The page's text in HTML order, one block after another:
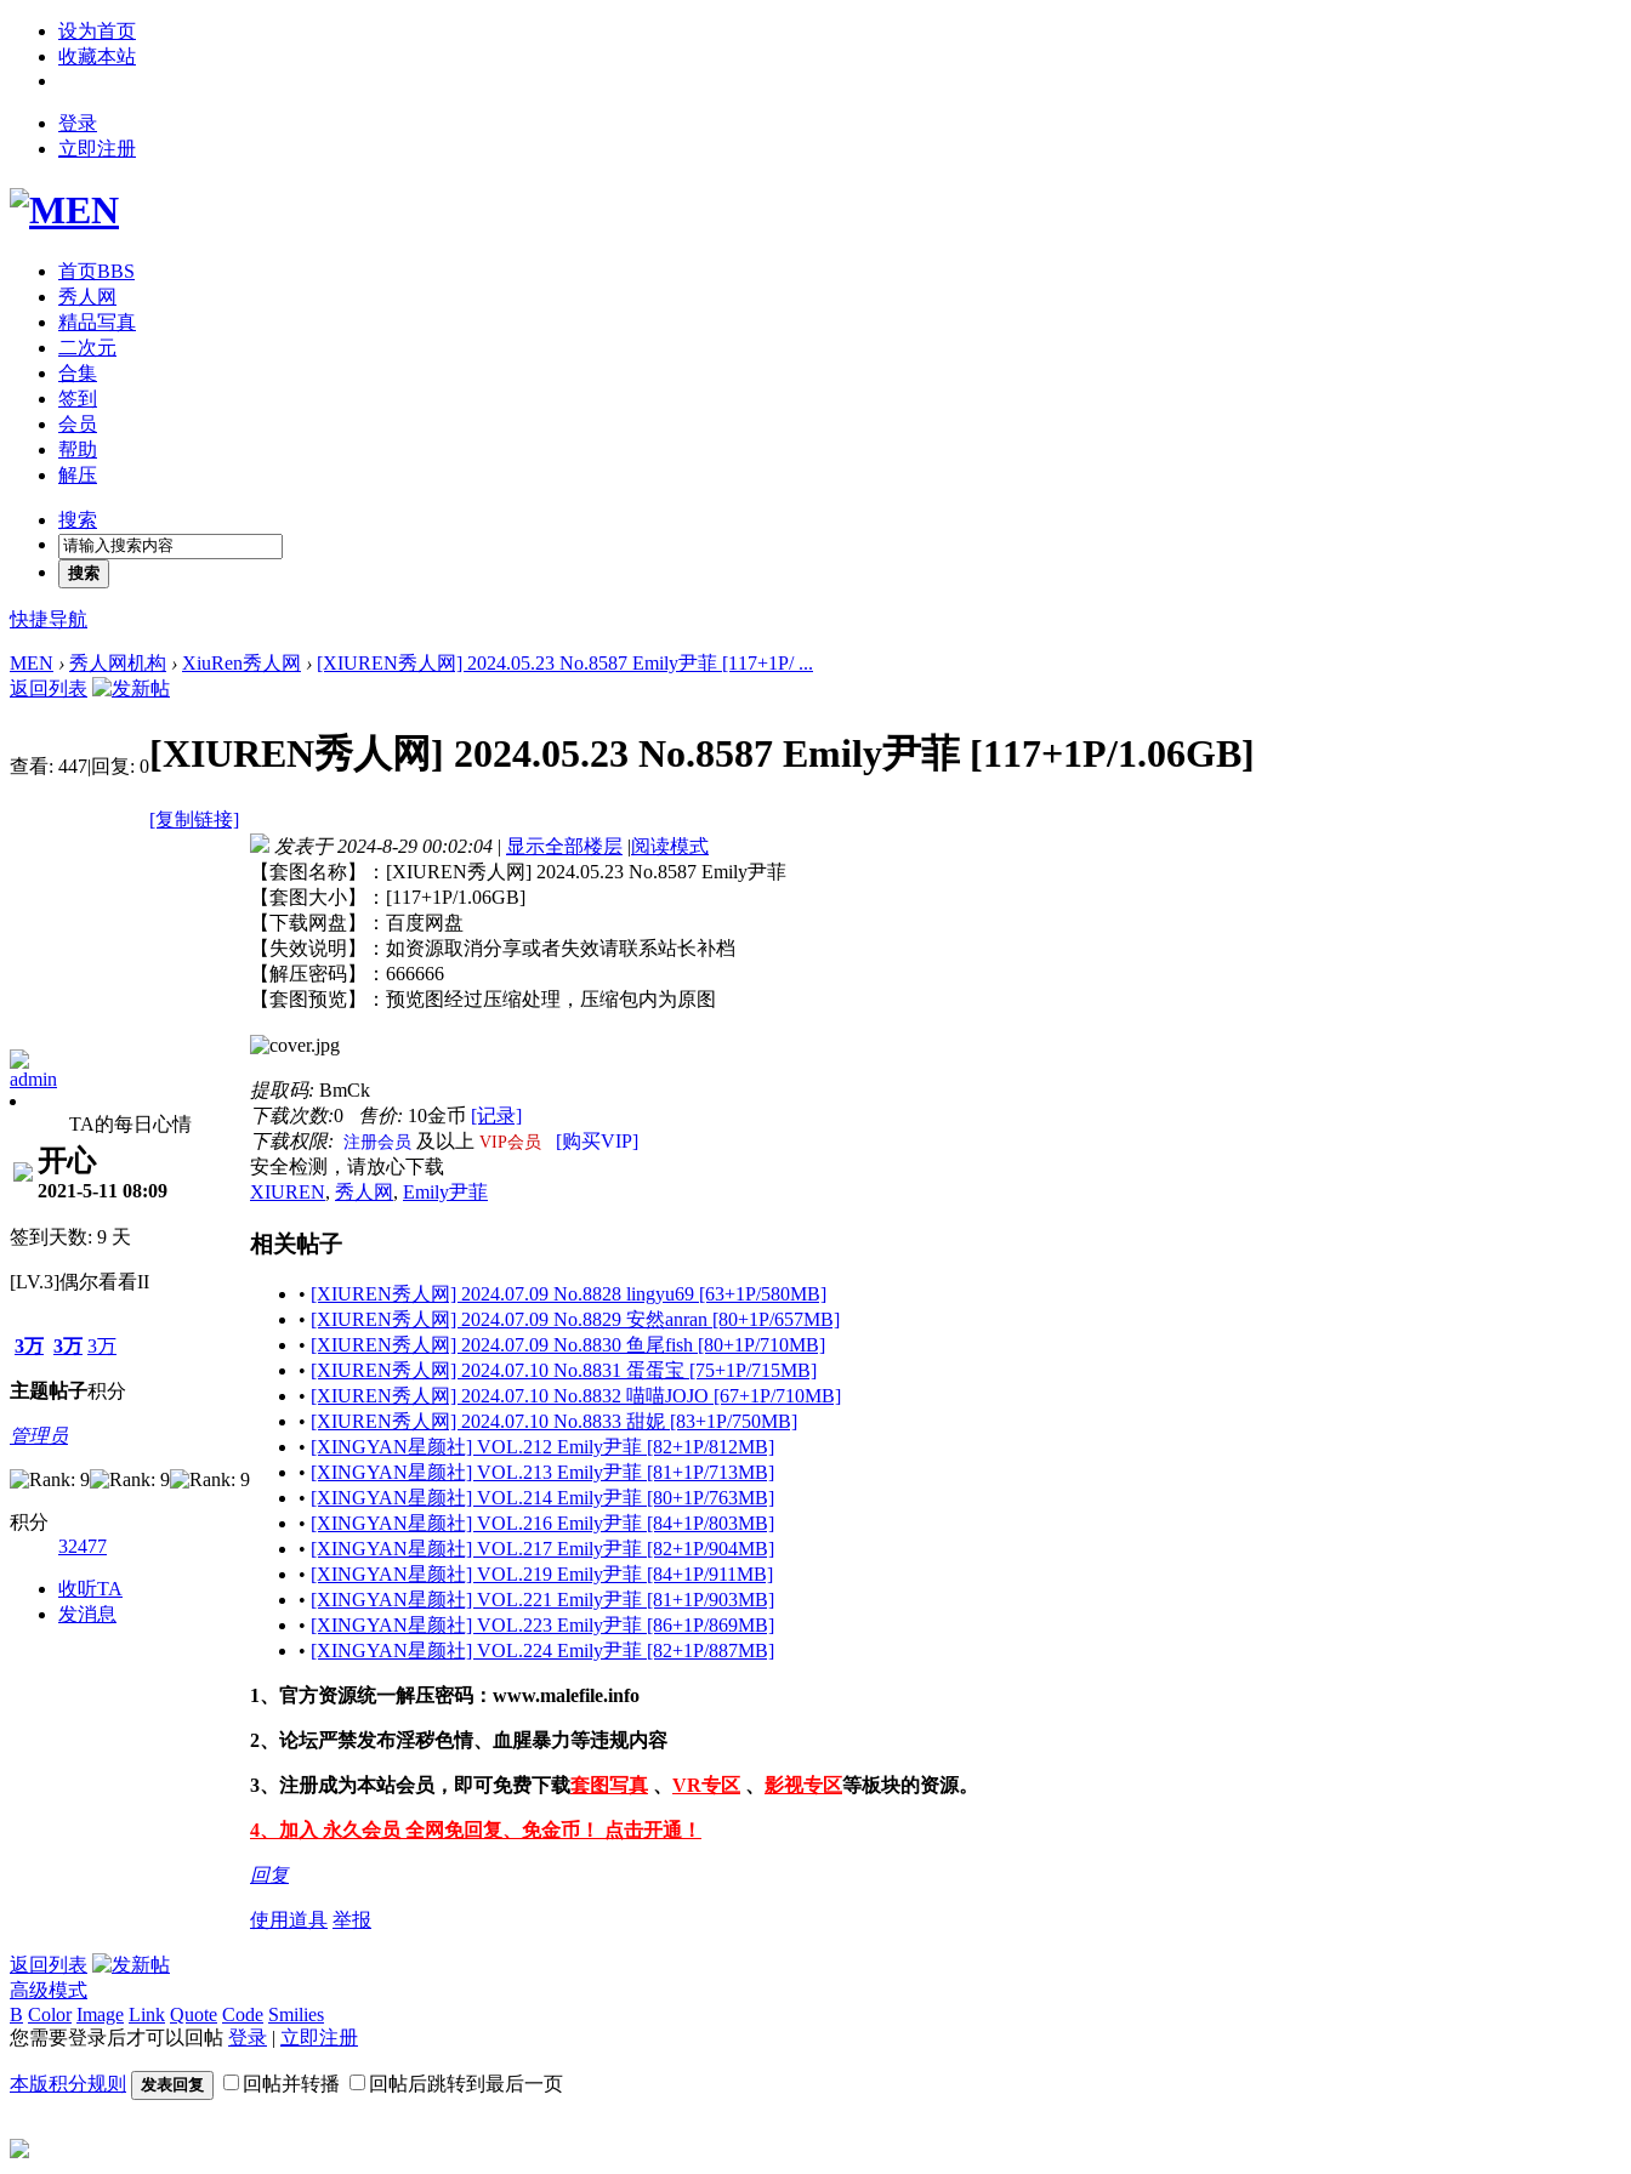
设为首页
收藏本站
登录
立即注册
首页BBS
秀人网
精品写真
二次元
合集
签到
会员
帮助
解压
搜索
搜索
快捷导航
MEN › 秀人网机构 › XiuRen秀人网 › [XIUREN秀人网] 2024.05.23 No.8587 Emily尹菲 [117+1P/ ...
返回列表
查看: 447|回复: 0[XIUREN秀人网] 2024.05.23 No.8587 Emily尹菲 [117+1P/1.06GB]
[复制链接]
admin
TA的每日心情
开心
2021-5-11 08:09
签到天数: 9 天
[LV.3]偶尔看看II
3万
主题
3万
帖子
3万
积分
管理员
积分
32477
收听TA
发消息
发表于 2024-8-29 00:02:04 | 显示全部楼层 |阅读模式
【套图名称】：[XIUREN秀人网] 2024.05.23 No.8587 Emily尹菲
【套图大小】：[117+1P/1.06GB]
【下载网盘】：百度网盘
【失效说明】：如资源取消分享或者失效请联系站长补档
【解压密码】：666666
【套图预览】：预览图经过压缩处理，压缩包内为原图
提取码: BmCk
下载次数:0 售价: 10金币 [记录]
下载权限: 注册会员 及以上 VIP会员
[购买VIP]
安全检测，请放心下载
XIUREN, 秀人网 , Emily尹菲
相关帖子
• [XIUREN秀人网] 2024.07.09 No.8828 lingyu69 [63+1P/580MB]
• [XIUREN秀人网] 2024.07.09 No.8829 安然anran [80+1P/657MB]
• [XIUREN秀人网] 2024.07.09 No.8830 鱼尾fish [80+1P/710MB]
• [XIUREN秀人网] 2024.07.10 No.8831 蛋蛋宝 [75+1P/715MB]
• [XIUREN秀人网] 2024.07.10 No.8832 喵喵JOJO [67+1P/710MB]
• [XIUREN秀人网] 2024.07.10 No.8833 甜妮 [83+1P/750MB]
• [XINGYAN星颜社] VOL.212 Emily尹菲 [82+1P/812MB]
• [XINGYAN星颜社] VOL.213 Emily尹菲 [81+1P/713MB]
• [XINGYAN星颜社] VOL.214 Emily尹菲 [80+1P/763MB]
• [XINGYAN星颜社] VOL.216 Emily尹菲 [84+1P/803MB]
• [XINGYAN星颜社] VOL.217 Emily尹菲 [82+1P/904MB]
• [XINGYAN星颜社] VOL.219 Emily尹菲 [84+1P/911MB]
• [XINGYAN星颜社] VOL.221 Emily尹菲 [81+1P/903MB]
• [XINGYAN星颜社] VOL.223 Emily尹菲 [86+1P/869MB]
• [XINGYAN星颜社] VOL.224 Emily尹菲 [82+1P/887MB]
1、官方资源统一解压密码：www.malefile.info
2、论坛严禁发布淫秽色情、血腥暴力等违规内容
3、注册成为本站会员，即可免费下载套图写真 、 VR专区 、 影视专区等板块的资源。
4、加入 永久会员 全网免回复、免金币！ 点击开通！
回复
使用道具 举报
返回列表
高级模式
B Color Image Link Quote Code Smilies
您需要登录后才可以回帖 登录 | 立即注册
本版积分规则 发表回复 回帖并转播 回帖后跳转到最后一页